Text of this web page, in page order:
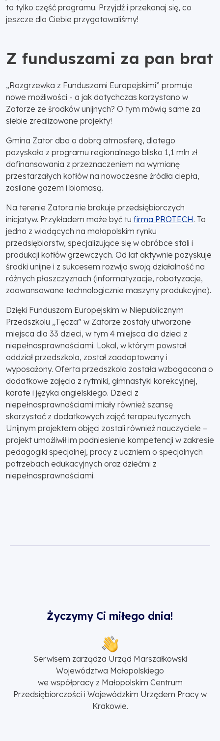
to tylko część programu. Przyjdź i przekonaj się, co
jeszcze dla Ciebie przygotowaliśmy!
Z funduszami za pan brat
„Rozgrzewka z Funduszami Europejskimi” promuje
nowe możliwości - a jak dotychczas korzystano w
Zatorze ze środków unijnych? O tym mówią same za
siebie zrealizowane projekty!
Gmina Zator dba o dobrą atmosferę, dlatego
pozyskała z programu regionalnego blisko 1,1 mln zł
dofinansowania z przeznaczeniem na wymianę
przestarzałych kotłów na nowoczesne źródła ciepła,
zasilane gazem i biomasą.
Na terenie Zatora nie brakuje przedsiębiorczych
inicjatyw. Przykładem może być tu firma PROTECH. To
jedno z wiodących na małopolskim rynku
przedsiębiorstw, specjalizujące się w obróbce stali i
produkcji kotłów grzewczych. Od lat aktywnie pozyskuje
środki unijne i z sukcesem rozwija swoją działalność na
różnych płaszczyznach (informatyzacje, robotyzacje,
zaawansowane technologicznie maszyny produkcyjne).
Dzięki Funduszom Europejskim w Niepublicznym
Przedszkolu „Tęcza” w Zatorze zostały utworzone
miejsca dla 33 dzieci, w tym 4 miejsca dla dzieci z
niepełnosprawnościami. Lokal, w którym powstał
oddział przedszkola, został zaadoptowany i
wyposażony. Oferta przedszkola została wzbogacona o
dodatkowe zajęcia z rytmiki, gimnastyki korekcyjnej,
karate i języka angielskiego. Dzieci z
niepełnosprawnościami miały również szansę
skorzystać z dodatkowych zajęć terapeutycznych.
Unijnym projektem objęci zostali również nauczyciele –
projekt umożliwił im podniesienie kompetencji w zakresie
pedagogiki specjalnej, pracy z uczniem o specjalnych
potrzebach edukacyjnych oraz dziećmi z
niepełnosprawnościami.
Życzymy Ci miłego dnia!
Serwisem zarządza Urząd Marszałkowski
Województwa Małopolskiego
we współpracy z Małopolskim Centrum
Przedsiębiorczości i Wojewódzkim Urzędem Pracy w
Krakowie.